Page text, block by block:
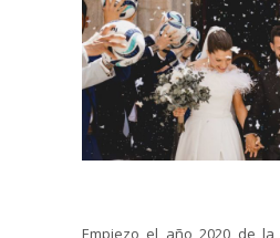
Empiezo el año 2020 de